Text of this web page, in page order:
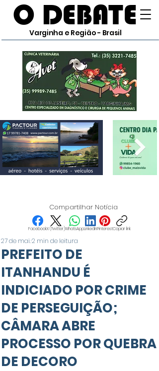
O DEBATE
Varginha e Região - Brasil
Compartilhar Notícia
FacebookX (Twitter)WhatsAppLinkedInPinterestCopiar link
PREFEITO DE
ITANHANDU É
INDICIADO POR CRIME
DE PERSEGUIÇÃO;
CÂMARA ABRE
PROCESSO POR QUEBRA
DE DECORO
27 de mai.2 min de leitura